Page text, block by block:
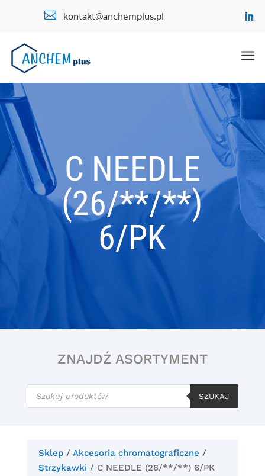
 kontakt@anchemplus.pl
a
C NEEDLE
(26/**/**)
6/PK
ZNAJDŹ ASORTYMENT
Wyszukiwarka
produktów
SZUKAJ
Sklep/ Akcesoria chromatograficzne /
Strzykawki / C NEEDLE (26/**/**) 6/PK